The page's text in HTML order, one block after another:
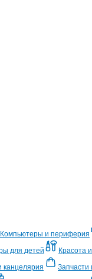
Компьютеры и периферия
для детей Красота
канцелярия Запчасти